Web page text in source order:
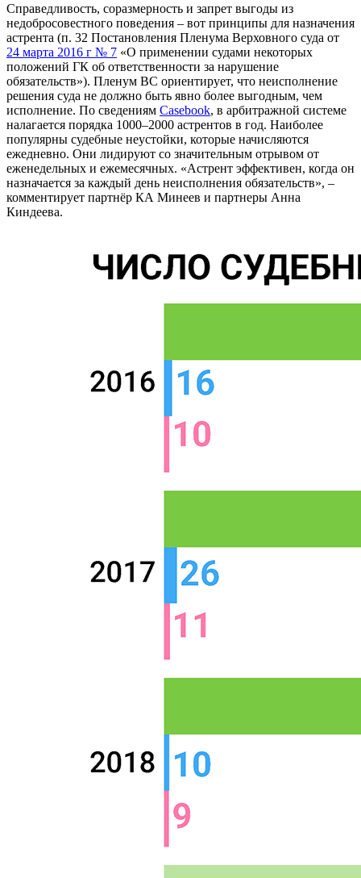
Справедливость, соразмерность и запрет выгоды из
недобросовестного поведения – вот принципы для назначения
астрента (п. 32 Постановления Пленума Верховного суда от
24 марта 2016 г № 7 «О применении судами некоторых
положений ГК об ответственности за нарушение
обязательств»). Пленум ВС ориентирует, что неисполнение
решения суда не должно быть явно более выгодным, чем
исполнение. По сведениям Casebook, в арбитражной системе
налагается порядка 1000–2000 астрентов в год. Наиболее
популярны судебные неустойки, которые начисляются
ежедневно. Они лидируют со значительным отрывом от
еженедельных и ежемесячных. «Астрент эффективен, когда он
назначается за каждый день неисполнения обязательств», –
комментирует партнёр КА Минеев и партнеры Анна
Киндеева.